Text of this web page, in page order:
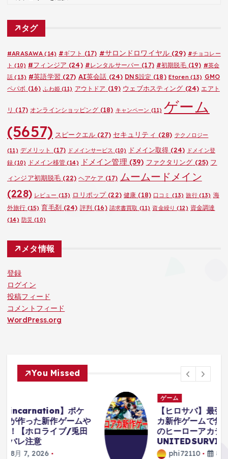
ゴ
タグ
#ARASAWA (14) #ギフト (17) #サロンドロワイヤル(29) #チョコレー
ト (10) #フィンジア (24) #レンタルサーバー (17) #初期脱毛(19) #英会
話 (13) #英語学習 (27) AI英会話 (24) DNS設定 (18) Etoren(13) GMO
ペパボ (16) ふわ姫(11) アウトドア (19) ウェブホスティング (24) エアト
リ (17) オンラインショッピング(18) キャンペーン (11) ゲーム
(5657) スピークエル(27) セキュリティ (28) テクノロジー
(11) デメリット (17) ドメインサービス (10) ドメイン取得 (24) ドメイン登
録 (10) ドメイン移管(14) ドメイン管理 (39) ファクタリング (25) フ
ィンジア初期脱毛 (22) ヘアケア (17) ムームードメイン
(228) レビュー (13) ロリポップ(22) 健康 (18) 口コミ (13) 旅行(13) 海
外旅行 (15) 育毛剤(24) 評判 (16) 請求書買取 (11) 資金繰り (12) 資金調達
(14) 防災 (10)
メタ情報
登録
ログイン
投稿フィード
コメントフィード
WordPress.org
You Missed
【ヒロサバ】最強キャラ引いてヒロア
カ新作ゲームで無双してみるぞ！【僕
のヒーローアカデミア
UNITEDSURVIVAL】
phi72110 8月 7, 2026